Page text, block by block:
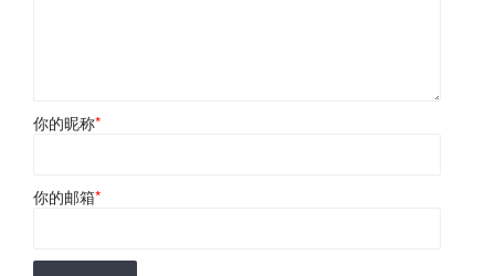
你的昵称*
你的邮箱*